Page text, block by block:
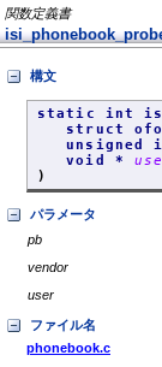
関数定義書
構文
static int
struct
unsigned
void *
)
パラメータ
pb
vendor
user
ファイル名
phonebook.c